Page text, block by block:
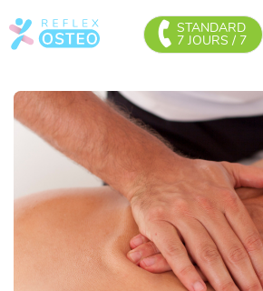
STANDARD
7 JOURS / 7